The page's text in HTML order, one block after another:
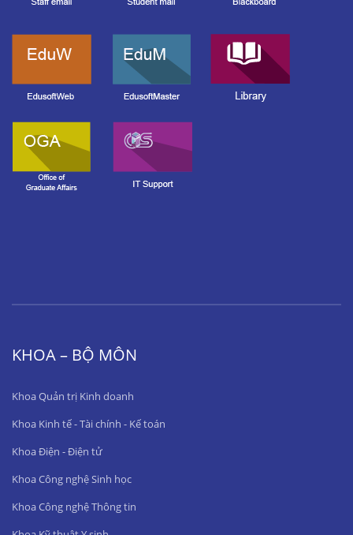
KHOA – BỘ MÔN
Khoa Quản trị Kinh doanh
Khoa Kinh tế - Tài chính - Kế toán
Khoa Điện - Điện tử
Khoa Công nghệ Sinh học
Khoa Công nghệ Thông tin